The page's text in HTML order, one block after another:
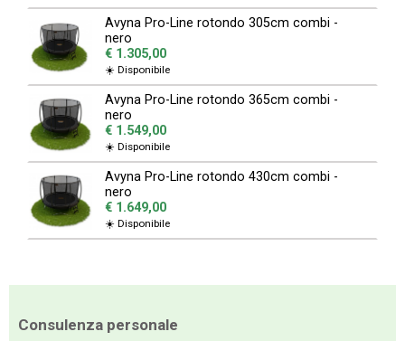
Avyna Pro-Line rotondo 305cm combi -
nero
€ 1.305,00
☀️ Disponibile
Avyna Pro-Line rotondo 365cm combi -
nero
€ 1.549,00
☀️ Disponibile
Avyna Pro-Line rotondo 430cm combi -
nero
€ 1.649,00
☀️ Disponibile
Consulenza personale